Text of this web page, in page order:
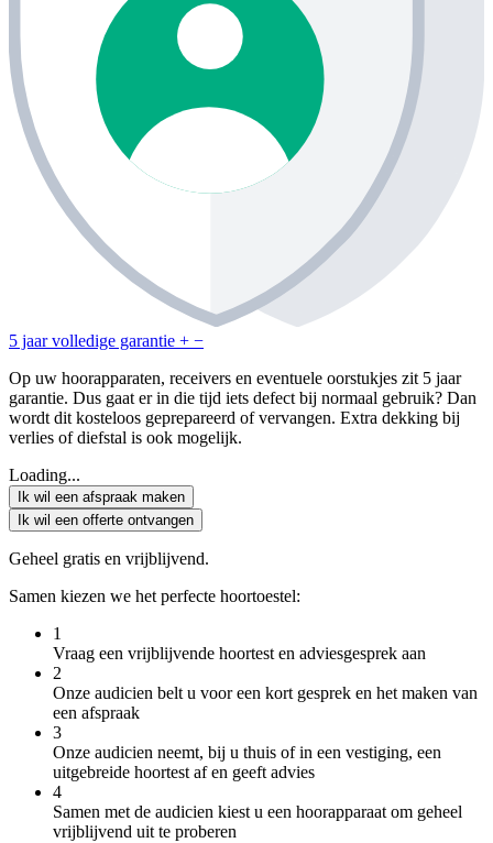
5 jaar volledige garantie + −
Op uw hoorapparaten, receivers en eventuele oorstukjes zit 5 jaar
garantie. Dus gaat er in die tijd iets defect bij normaal gebruik? Dan
wordt dit kosteloos geprepareerd of vervangen. Extra dekking bij
verlies of diefstal is ook mogelijk.
Loading...
Ik wil een afspraak maken
Ik wil een offerte ontvangen
Geheel gratis en vrijblijvend.
Samen kiezen we het perfecte hoortoestel:
1
Vraag een vrijblijvende hoortest en adviesgesprek aan
2
Onze audicien belt u voor een kort gesprek en het maken van
een afspraak
3
Onze audicien neemt, bij u thuis of in een vestiging, een
uitgebreide hoortest af en geeft advies
4
Samen met de audicien kiest u een hoorapparaat om geheel
vrijblijvend uit te proberen